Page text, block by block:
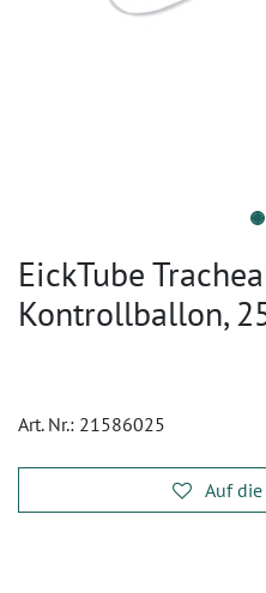
EickTube
Kontrollballon,
Art. Nr.: 21586025
Auf